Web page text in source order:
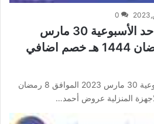
0
عروض أحمد عبد الواحد الأسبوعية 30 مارس
2023 الموافق 8 رمضان 1444 هـ خصم اضافي
عروض أحمد عبد الواحد الأسبوعية 30 مارس 2023 الموافق 8 رمضان